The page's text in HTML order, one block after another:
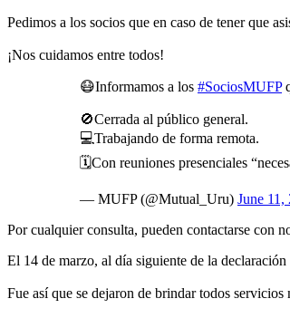
Pedimos a los socios que en caso de tener que
¡Nos cuidamos entre todos!
😷Informamos a los #SociosMUFP
🚫Cerrada al público general.
💻Trabajando de forma remota.
🗓Con reuniones presenciales
— MUFP (@Mutual_Uru) June 11,
Por cualquier consulta, pueden contactarse con
El 14 de marzo, al día siguiente de la declaración
Fue así que se dejaron de brindar todos servicios